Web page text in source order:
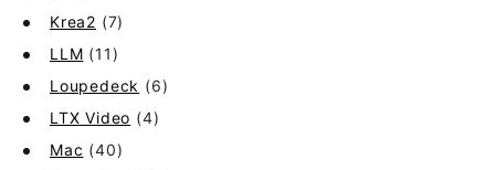
Krea2 (7)
LLM (11)
Loupedeck (6)
LTX Video (4)
Mac (40)